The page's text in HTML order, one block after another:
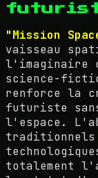
"Mission
vaisseau
l'imaginaire
science-
renforce la
futuriste
l'espace.
traditionnels
totalement